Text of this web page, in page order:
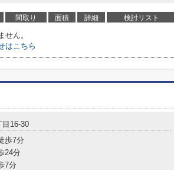
間取り 面積 詳細 検討リスト
ん。
はこちら
目16-30
歩7分
24分
7分